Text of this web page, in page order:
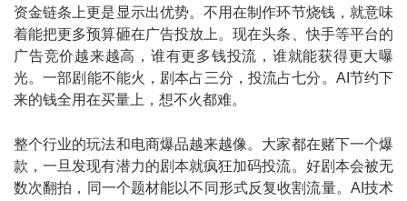
资金链条上更是显示出优势。不用在制作环节烧钱，就意味
着能把更多预算砸在广告投放上。现在头条、快手等平台的
广告竞价越来越高，谁有更多钱投流，谁就能获得更大曝
光。一部剧能不能火，剧本占三分，投流占七分。AI节约下
来的钱全用在买量上，想不火都难。
整个行业的玩法和电商爆品越来越像。大家都在赌下一个爆
款，一旦发现有潜力的剧本就疯狂加码投流。好剧本会被无
数次翻拍，同一个题材能以不同形式反复收割流量。AI技术